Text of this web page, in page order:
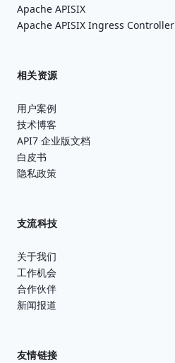
Apache APISIX
Apache APISIX Ingress Controller
相关资源
用户案例
技术博客
API7 企业版文档
白皮书
隐私政策
支流科技
关于我们
工作机会
合作伙伴
新闻报道
友情链接